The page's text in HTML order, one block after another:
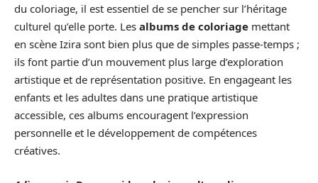
du coloriage, il est essentiel de se pencher sur l’héritage
culturel qu’elle porte. Les albums de coloriage mettant
en scène Izira sont bien plus que de simples passe-temps ;
ils font partie d’un mouvement plus large d’exploration
artistique et de représentation positive. En engageant les
enfants et les adultes dans une pratique artistique
accessible, ces albums encouragent l’expression
personnelle et le développement de compétences
créatives.